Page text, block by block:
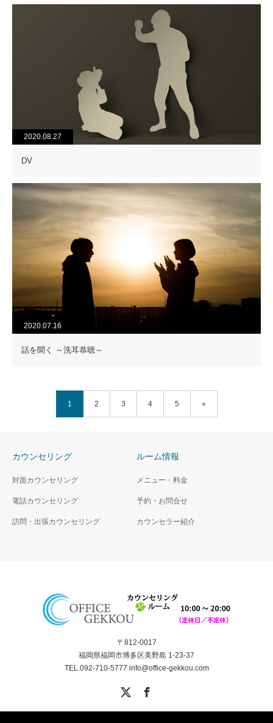
2020.08.27
DV
2020.07.16
話を聞く ～洗耳恭聴～
1 2 3 4 5 »
カウンセリング
対面カウンセリング
電話カウンセリング
訪問・出張カウンセリング
ルーム情報
メニュー・料金
予約・お問合せ
カウンセラー紹介
〒812-0017
福岡県福岡市博多区美野島 1-23-37
TEL.092-710-5777 info@office-gekkou.com